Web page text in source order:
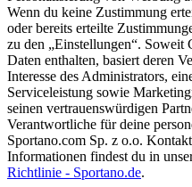
Wenn du keine Zustimmung
oder bereits erteilte
zu den „Einstellungen“. Soweit
Daten enthalten, basiert deren
Interesse des Administrators,
Serviceleistung sowie
seinen vertrauenswürdigen
Verantwortliche für deine
Sportano.com Sp. z o.o.
Informationen findest du in
Richtlinie - Sportano.de.